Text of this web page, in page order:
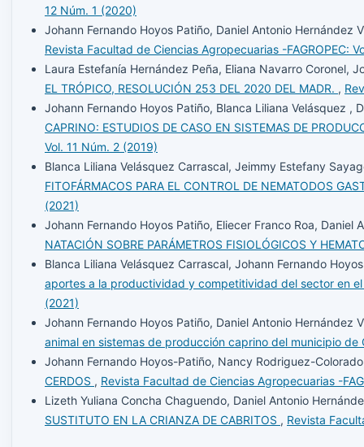
12 Núm. 1 (2020)
Johann Fernando Hoyos Patiño, Daniel Antonio Hernández
Revista Facultad de Ciencias Agropecuarias -FAGROPEC:
Laura Estefanía Hernández Peña, Eliana Navarro Coronel,
EL TRÓPICO, RESOLUCIÓN 253 DEL 2020 DEL MADR. ,
Johann Fernando Hoyos Patiño, Blanca Liliana Velásquez ,
CAPRINO: ESTUDIOS DE CASO EN SISTEMAS DE
Vol. 11 Núm. 2 (2019)
Blanca Liliana Velásquez Carrascal, Jeimmy Estefany
FITOFÁRMACOS PARA EL CONTROL DE NEMATODOS
(2021)
Johann Fernando Hoyos Patiño, Eliecer Franco Roa,
NATACIÓN SOBRE PARÁMETROS FISIOLÓGICOS Y
Blanca Liliana Velásquez Carrascal, Johann Fernando
aportes a la productividad y competitividad del sector en
(2021)
Johann Fernando Hoyos Patiño, Daniel Antonio Hernández
animal en sistemas de producción caprino del municipio
Johann Fernando Hoyos-Patiño, Nancy Rodriguez-
CERDOS , Revista Facultad de Ciencias Agropecuarias -
Lizeth Yuliana Concha Chaguendo, Daniel Antonio
SUSTITUTO EN LA CRIANZA DE CABRITOS , Revista